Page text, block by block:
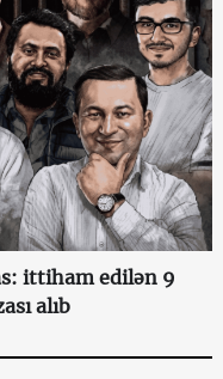
ittiham edilən 9
alıb